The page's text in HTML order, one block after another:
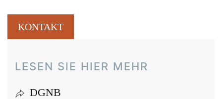
KONTAKT
LESEN SIE HIER MEHR
DGNB